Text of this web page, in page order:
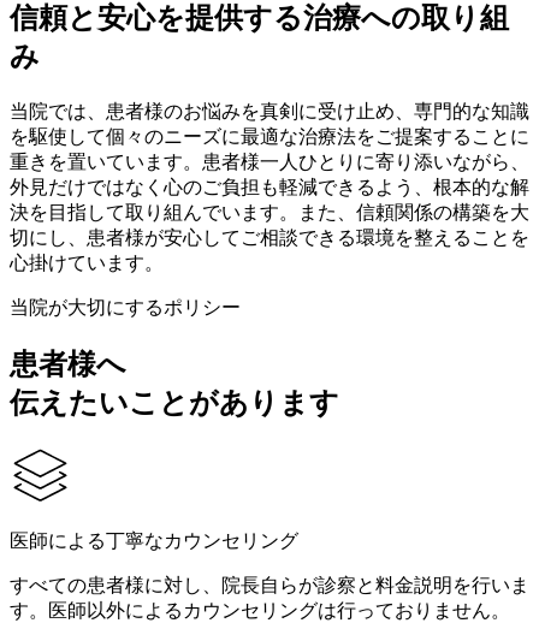
信頼と安心を提供する治療への取り組
み
当院では、患者様のお悩みを真剣に受け止め、専門的な知識
を駆使して個々のニーズに最適な治療法をご提案することに
重きを置いています。患者様一人ひとりに寄り添いながら、
外見だけではなく心のご負担も軽減できるよう、根本的な解
決を目指して取り組んでいます。また、信頼関係の構築を大
切にし、患者様が安心してご相談できる環境を整えることを
心掛けています。
当院が大切にするポリシー
患者様へ
伝えたいことがあります
医師による丁寧なカウンセリング
すべての患者様に対し、院長自らが診察と料金説明を行いま
す。医師以外によるカウンセリングは行っておりません。